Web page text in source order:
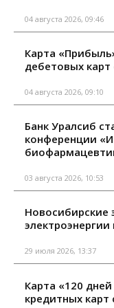
04 августа 2026, 09:46
Карта
дебетовых
04 августа 2026, 09:10
Банк Уралсиб
конференции
03 августа 2026, 10:53
Новосибирские
29 июля 2026, 13:37
Карта «120
кредитных